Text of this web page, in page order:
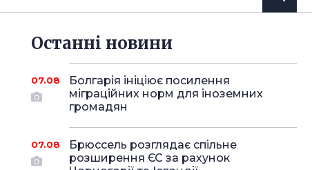
Останнi новини
07.08
Болгарія ініціює посилення
міграційних норм для іноземних
громадян
07.08
Брюссель розглядає спільне
розширення ЄС за рахунок